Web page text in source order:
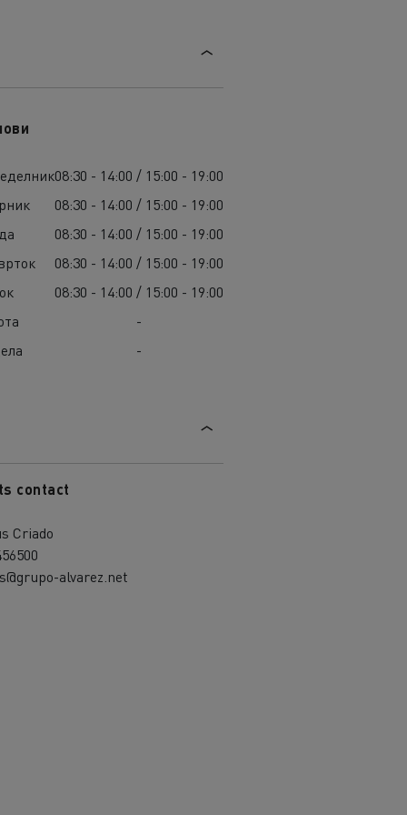
08:30 - 14:00 / 15:00 - 19:00
08:30 - 14:00 / 15:00 - 19:00
08:30 - 14:00 / 15:00 - 19:00
08:30 - 14:00 / 15:00 - 19:00
08:30 - 14:00 / 15:00 - 19:00
-
-
contact
Criado
alvarez.net